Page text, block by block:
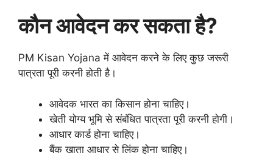
कौन आवेदन कर सकता है?
PM Kisan Yojana में आवेदन करने के लिए कुछ जरूरी
पात्रता पूरी करनी होती है।
आवेदक भारत का किसान होना चाहिए।
खेती योग्य भूमि से संबंधित पात्रता पूरी करनी होगी।
आधार कार्ड होना चाहिए।
बैंक खाता आधार से लिंक होना चाहिए।